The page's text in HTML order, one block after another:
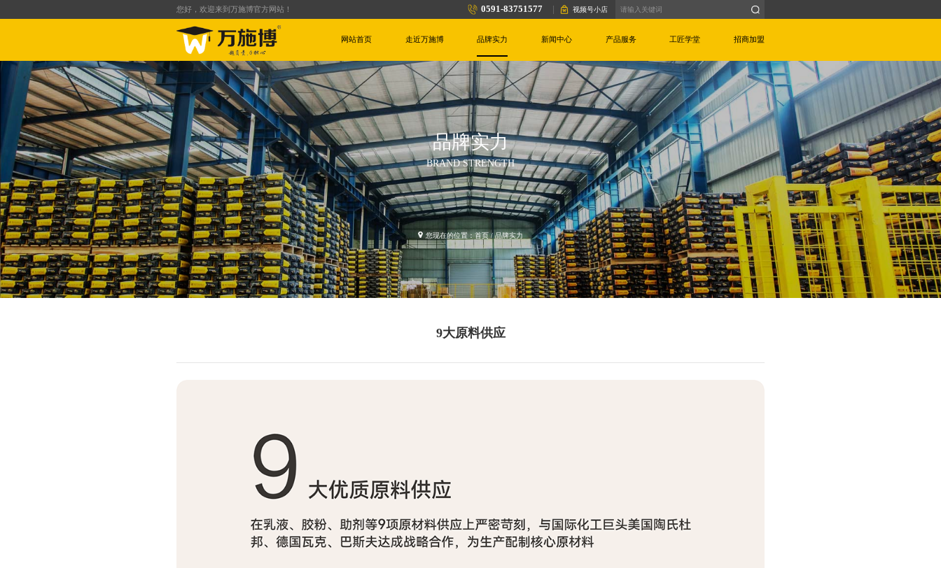
您好，欢迎来到万施博官方网站！ 视频号小店
0591-83751577
网站首页 走近万施博 品牌实力 新闻中心 产品服务 工匠学堂 招商加盟
品牌实力
BRAND STRENGTH
您现在的位置： 首页/ 品牌实力
9大原料供应